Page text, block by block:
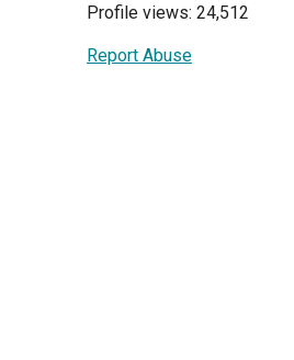
Profile views: 24,512
Report Abuse